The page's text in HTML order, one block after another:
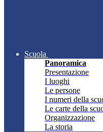
Scuola
Panoramica
Presentazione
I luoghi
Le persone
I numeri della
Le carte della
Organizzazione
La storia